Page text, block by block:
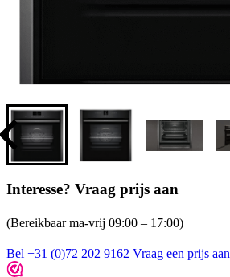
Interesse? Vraag prijs aan
(Bereikbaar ma-vrij 09:00 – 17:00)
Bel +31 (0)72 202 9162 Vraag een prijs aan